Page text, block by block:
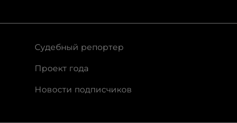
Судебный репортер
Проект года
Новости подписчиков